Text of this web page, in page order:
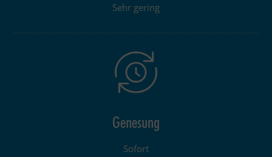
Sehr gering
Genesung
Sofort